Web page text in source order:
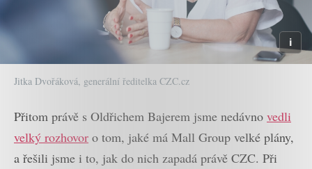
Jitka Dvořáková, generální ředitelka CZC.cz
Přitom právě s Oldřichem Bajerem jsme nedávno vedli
velký rozhovor o tom, jaké má Mall Group velké plány,
a řešili jsme i to, jak do nich zapadá právě CZC. Při